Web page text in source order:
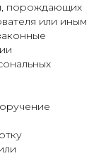
порождающих
или иным